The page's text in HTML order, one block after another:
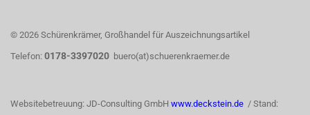
© 2026 Schürenkrämer, Großhandel für Auszeichnungsartikel
Telefon: 0178-3397020 buero(at)schuerenkraemer.de
Websitebetreuung: JD-Consulting GmbH www.deckstein.de / Stand: